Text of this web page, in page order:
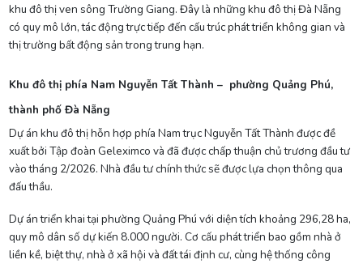
khu đô thị ven sông Trường Giang. Đây là những khu đô thị Đà Nẵng
có quy mô lớn, tác động trực tiếp đến cấu trúc phát triển không gian và
thị trường bất động sản trong trung hạn.
Khu đô thị phía Nam Nguyễn Tất Thành – phường Quảng Phú,
thành phố Đà Nẵng
Dự án khu đô thị hỗn hợp phía Nam trục Nguyễn Tất Thành được đề
xuất bởi Tập đoàn Geleximco và đã được chấp thuận chủ trương đầu tư
vào tháng 2/2026. Nhà đầu tư chính thức sẽ được lựa chọn thông qua
đấu thầu.
Dự án triển khai tại phường Quảng Phú với diện tích khoảng 296,28 ha,
quy mô dân số dự kiến 8.000 người. Cơ cấu phát triển bao gồm nhà ở
liền kề, biệt thự, nhà ở xã hội và đất tái định cư, cùng hệ thống công